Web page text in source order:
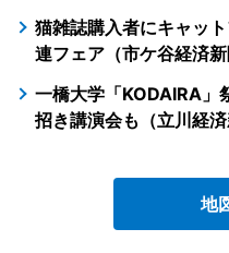
猫雑誌購入者にキャッ
連フェア（市ケ谷経済新
一橋大学「KODAIRA」
招き講演会も（立川経済
地